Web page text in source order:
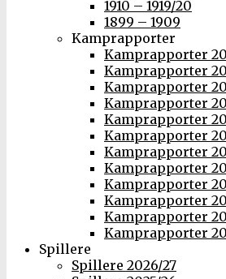
1910 – 1919/20
1899 – 1909
Kamprapporter
Kamprapporter
Kamprapporter
Kamprapporter
Kamprapporter
Kamprapporter
Kamprapporter
Kamprapporter
Kamprapporter
Kamprapporter
Kamprapporter
Kamprapporter
Kamprapporter
Spillere
Spillere 2026/27